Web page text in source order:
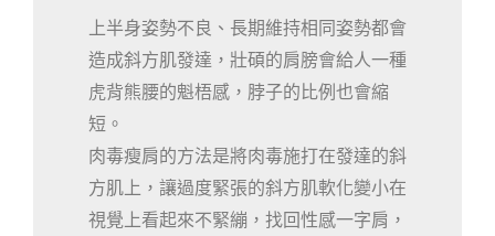
上半身姿勢不良、長期維持相同姿勢都會
造成斜方肌發達，壯碩的肩膀會給人一種
虎背熊腰的魁梧感，脖子的比例也會縮
短。
肉毒瘦肩的方法是將肉毒施打在發達的斜
方肌上，讓過度緊張的斜方肌軟化變小在
視覺上看起來不緊繃，找回性感一字肩，